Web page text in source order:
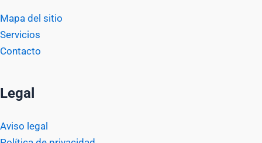
Mapa del sitio
Servicios
Contacto
Legal
Aviso legal